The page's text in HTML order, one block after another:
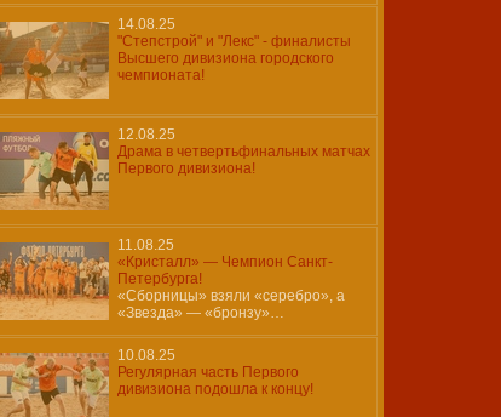
14.08.25
"Степстрой" и "Лекс" - финалисты
Высшего дивизиона городского
чемпионата!
12.08.25
Драма в четвертьфинальных матчах
Первого дивизиона!
11.08.25
«Кристалл» — Чемпион Санкт-
Петербурга!
«Сборницы» взяли «серебро», а
«Звезда» — «бронзу»…
10.08.25
Регулярная часть Первого
дивизиона подошла к концу!